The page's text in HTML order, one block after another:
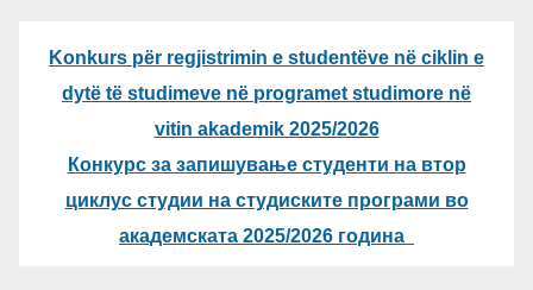
Konkurs për regjistrimin e studentëve në ciklin e
dytë të studimeve në programet studimore në
vitin akademik 2025/2026
Конкурс за запишување студенти на втор
циклус студии на студиските програми во
академската 2025/2026 година